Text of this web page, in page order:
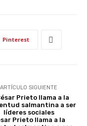
Pinterest
ARTÍCULO SIGUIENTE
Prieto llama a la